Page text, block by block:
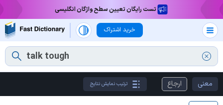
تست رایگان تعیین سطح واژگان انگلیسی
خرید اشتراک
معنی ارجاع ترتیب نمایش نتایج